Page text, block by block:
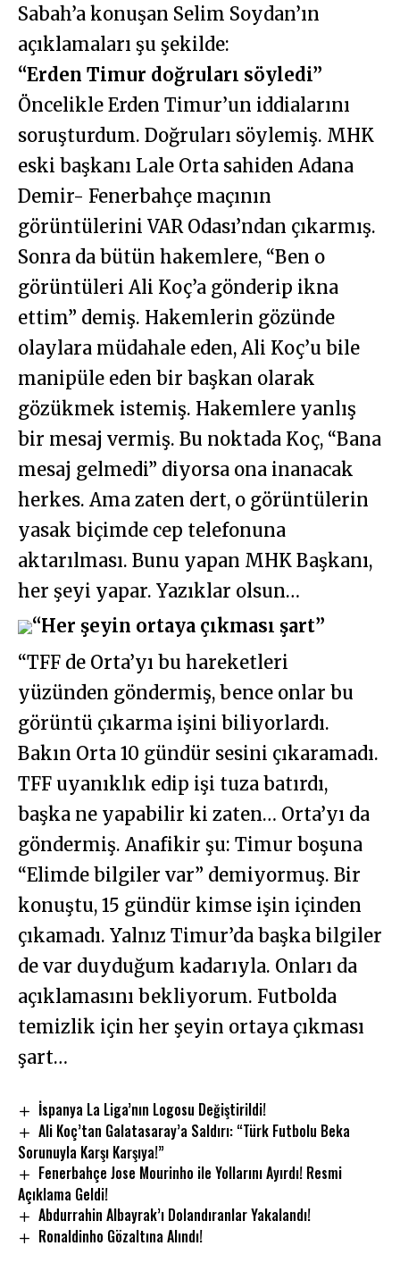
Sabah’a konuşan Selim Soydan’ın
açıklamaları şu şekilde:
“Erden Timur doğruları söyledi”
Öncelikle Erden Timur’un iddialarını
soruşturdum. Doğruları söylemiş. MHK
eski başkanı Lale Orta sahiden Adana
Demir- Fenerbahçe maçının
görüntülerini VAR Odası’ndan çıkarmış.
Sonra da bütün hakemlere, “Ben o
görüntüleri Ali Koç’a gönderip ikna
ettim” demiş. Hakemlerin gözünde
olaylara müdahale eden, Ali Koç’u bile
manipüle eden bir başkan olarak
gözükmek istemiş. Hakemlere yanlış
bir mesaj vermiş. Bu noktada Koç, “Bana
mesaj gelmedi” diyorsa ona inanacak
herkes. Ama zaten dert, o görüntülerin
yasak biçimde cep telefonuna
aktarılması. Bunu yapan MHK Başkanı,
her şeyi yapar. Yazıklar olsun…
“Her şeyin ortaya çıkması şart”
“TFF de Orta’yı bu hareketleri
yüzünden göndermiş, bence onlar bu
görüntü çıkarma işini biliyorlardı.
Bakın Orta 10 gündür sesini çıkaramadı.
TFF uyanıklık edip işi tuza batırdı,
başka ne yapabilir ki zaten… Orta’yı da
göndermiş. Anafikir şu: Timur boşuna
“Elimde bilgiler var” demiyormuş. Bir
konuştu, 15 gündür kimse işin içinden
çıkamadı. Yalnız Timur’da başka bilgiler
de var duyduğum kadarıyla. Onları da
açıklamasını bekliyorum. Futbolda
temizlik için her şeyin ortaya çıkması
şart…
İspanya La Liga’nın Logosu Değiştirildi!
Ali Koç’tan Galatasaray’a Saldırı: “Türk Futbolu Beka
Sorunuyla Karşı Karşıya!”
Fenerbahçe Jose Mourinho ile Yollarını Ayırdı! Resmi
Açıklama Geldi!
Abdurrahin Albayrak’ı Dolandıranlar Yakalandı!
Ronaldinho Gözaltına Alındı!